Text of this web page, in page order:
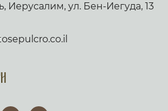
Иерусалим, ул. Бен-Иегуда, 13